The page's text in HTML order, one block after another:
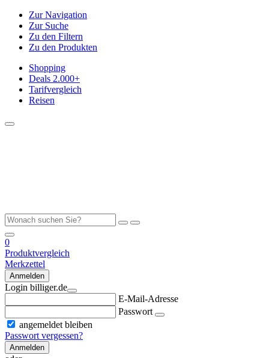
Zur Navigation
Zur Suche
Zu den Filtern
Zu den Produkten
Shopping
Deals 2.000+
Tarifvergleich
Reisen
0
Produktvergleich
Merkzettel
Anmelden
Login billiger.de
E-Mail-Adresse
Passwort
angemeldet bleiben
Passwort vergessen?
Anmelden